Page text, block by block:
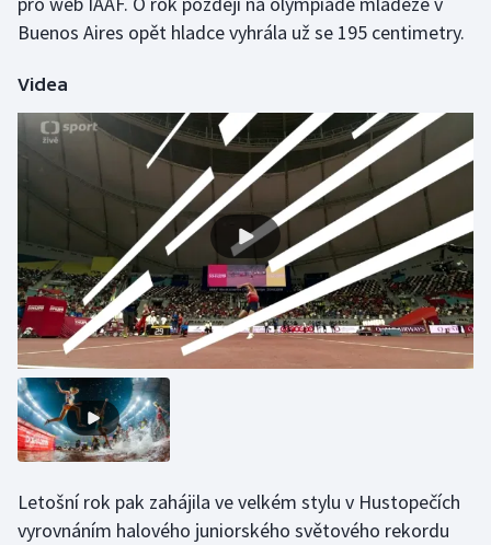
Moderní pětiboj
Olympijské hry
Parasport
Plavání
Plážový volejbal
Ragby
Rychlostní kanoistika
Buenos Aires opět hladce vyhrála už se 195 centimetry.
Videa
Letošní rok pak zahájila ve velkém stylu v Hustopečích
vyrovnáním halového juniorského světového rekordu